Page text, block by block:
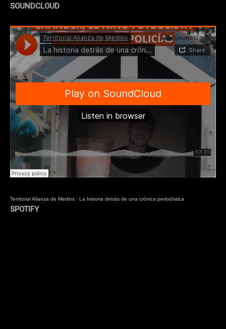
SOUNDCLOUD
Territorial Alianza de Medios · La historia detrás de una crónica periodística
SPOTIFY